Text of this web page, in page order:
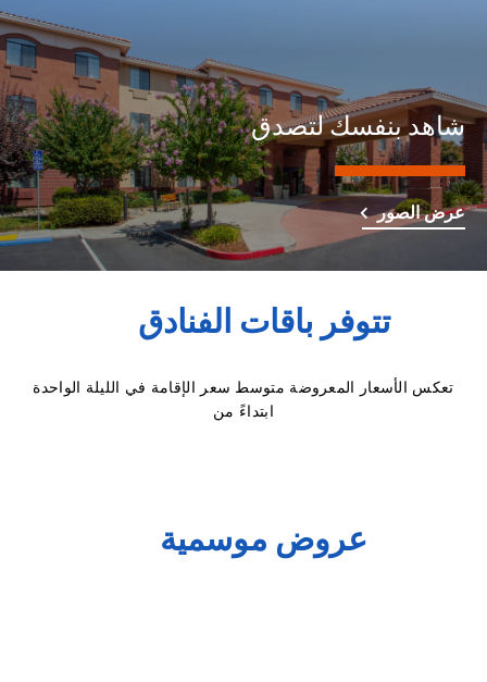
شاهد بنفسك لتصدق
عرض الصور
تتوفر باقات الفنادق
تعكس الأسعار المعروضة متوسط سعر الإقامة في الليلة الواحدة
ابتداءً من
عروض موسمية